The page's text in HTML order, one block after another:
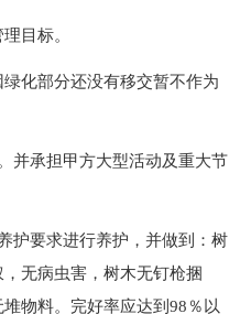
目标。
化部分还没有移交暂不作为
承担甲方大型活动及重大节
要求进行养护，并做到：树
无病虫害，树木无钉枪捆
物料。完好率应达到98％以